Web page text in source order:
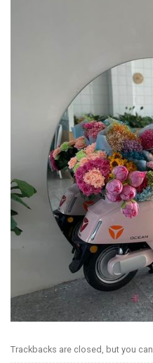
Trackbacks are closed, but you can